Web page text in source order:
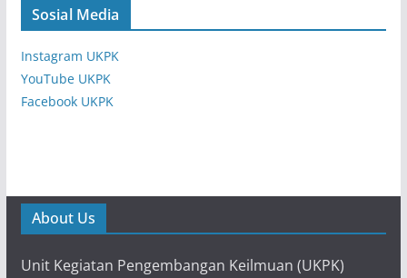
Sosial Media
Instagram UKPK
YouTube UKPK
Facebook UKPK
About Us
Unit Kegiatan Pengembangan Keilmuan (UKPK)